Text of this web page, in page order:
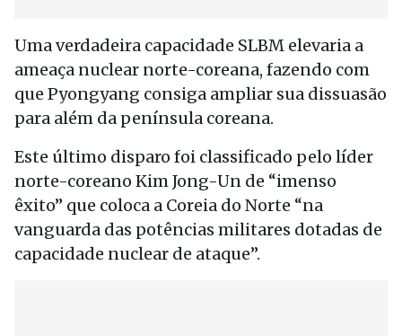
Uma verdadeira capacidade SLBM elevaria a
ameaça nuclear norte-coreana, fazendo com
que Pyongyang consiga ampliar sua dissuasão
para além da península coreana.
Este último disparo foi classificado pelo líder
norte-coreano Kim Jong-Un de “imenso
êxito” que coloca a Coreia do Norte “na
vanguarda das potências militares dotadas de
capacidade nuclear de ataque”.